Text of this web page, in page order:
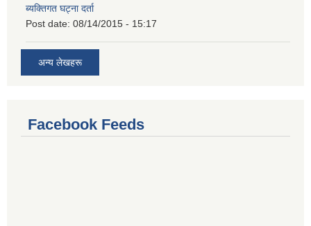
ब्यक्तिगत घट्ना दर्ता
Post date: 08/14/2015 - 15:17
अन्य लेखहरू
Facebook Feeds